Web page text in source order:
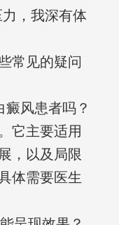
，我深有体
常见的疑问
风患者吗？
它主要适用
，以及局限
体需要医生